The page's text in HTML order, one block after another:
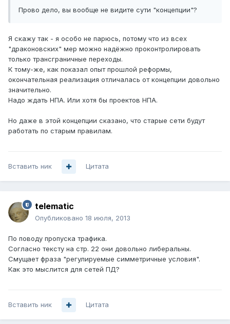
Прово дело, вы вообще не видите сути "концепции"?
Я скажу так - я особо не парюсь, потому что из всех
"драконовских" мер можно надёжно проконтролировать
только трансграничные переходы.
К тому-же, как показал опыт прошлой реформы,
окончательная реализация отличалась от концепции довольно
значительно.
Надо ждать НПА. Или хотя бы проектов НПА.
Но даже в этой концепции сказано, что старые сети будут
работать по старым правилам.
Вставить ник Цитата
telematic
Опубликовано 18 июля, 2013
По поводу пропуска трафика.
Согласно тексту на стр. 22 они довольно либеральны.
Смущает фраза "регулируемые симметричные условия".
Как это мыслится для сетей ПД?
Вставить ник Цитата